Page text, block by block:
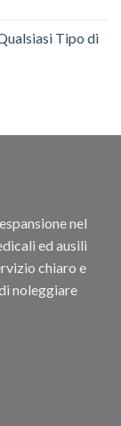
Tipo di
nel
ed ausili
chiaro e
noleggiare